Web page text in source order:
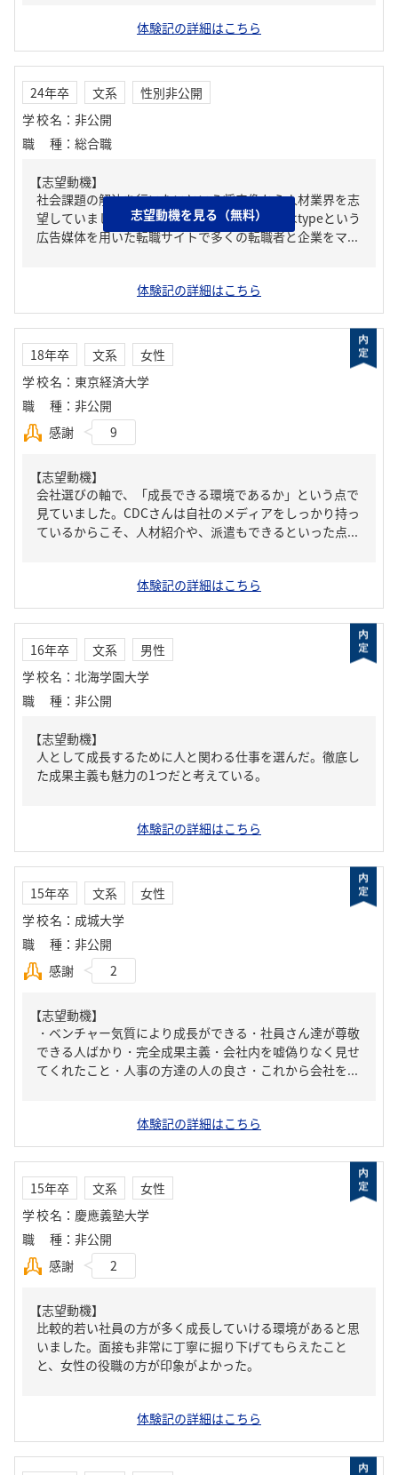
体験記の詳細はこちら
24年卒 文系
性別非公開
学校名 ： 非公開
職種 ： 総合職
【志望動機】
社会課題の解決を行いたいという将来像から人材業界を志
望していました。キャリアデザインセンターはtypeという
広告媒体を用いた転職サイトで多くの転職者と企業をマ...
体験記の詳細はこちら
志望動機を見る（無料）
18年卒 文系
女性
学校名 ： 東京経済大学
職種 ： 非公開
感謝
9
【志望動機】
会社選びの軸で、「成長できる環境であるか」という点で
見ていました。CDCさんは自社のメディアをしっかり持っ
ているからこそ、人材紹介や、派遣もできるといった点...
体験記の詳細はこちら
16年卒 文系
男性
学校名 ： 北海学園大学
職種 ： 非公開
【志望動機】
人として成長するために人と関わる仕事を選んだ。徹底し
た成果主義も魅力の1つだと考えている。
体験記の詳細はこちら
15年卒 文系
女性
学校名 ： 成城大学
職種 ： 非公開
感謝
2
【志望動機】
・ベンチャー気質により成長ができる・社員さん達が尊敬
できる人ばかり・完全成果主義・会社内を嘘偽りなく見せ
てくれたこと・人事の方達の人の良さ・これから会社を...
体験記の詳細はこちら
15年卒 文系
女性
学校名 ： 慶應義塾大学
職種 ： 非公開
感謝
2
【志望動機】
比較的若い社員の方が多く成長していける環境があると思
いました。面接も非常に丁寧に掘り下げてもらえたこと
と、女性の役職の方が印象がよかった。
体験記の詳細はこちら